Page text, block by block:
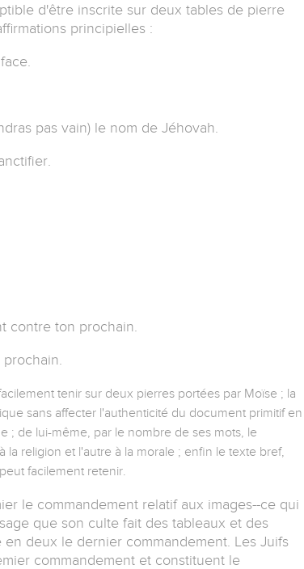
d'être inscrite sur deux tables de pierre
principielles :
pas vain) le nom de Jéhovah.
contre ton prochain.
tenir sur deux pierres portées par Moïse ; la
sans affecter l'authenticité du document primitif en
; de lui-même, par le nombre de ses mots, le
religion et l'autre à la morale ; enfin le texte bref,
facilement retenir.
le commandement relatif aux images--ce qui
que son culte fait des tableaux et des
deux le dernier commandement. Les Juifs
commandement et constituent le